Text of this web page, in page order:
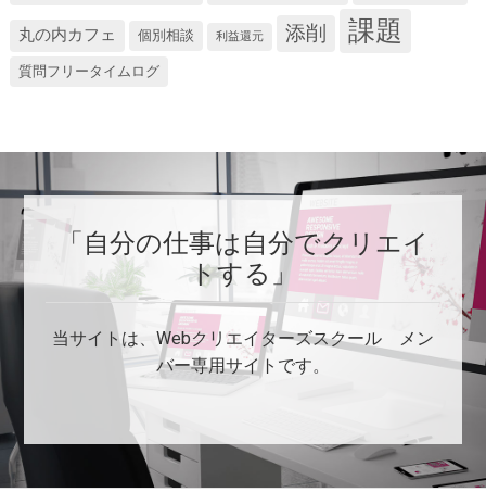
丸の内カフェ 個別相談 利益還元 添削 課題
質問フリータイムログ
「自分の仕事は自分でクリエイ
トする」
当サイトは、Webクリエイターズスクール メン
バー専用サイトです。